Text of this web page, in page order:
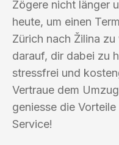
Zögere nicht länger
heute, um einen
Zürich nach Žilina
darauf, dir dabei zu
stressfrei und
Vertraue dem
geniesse die
Service!